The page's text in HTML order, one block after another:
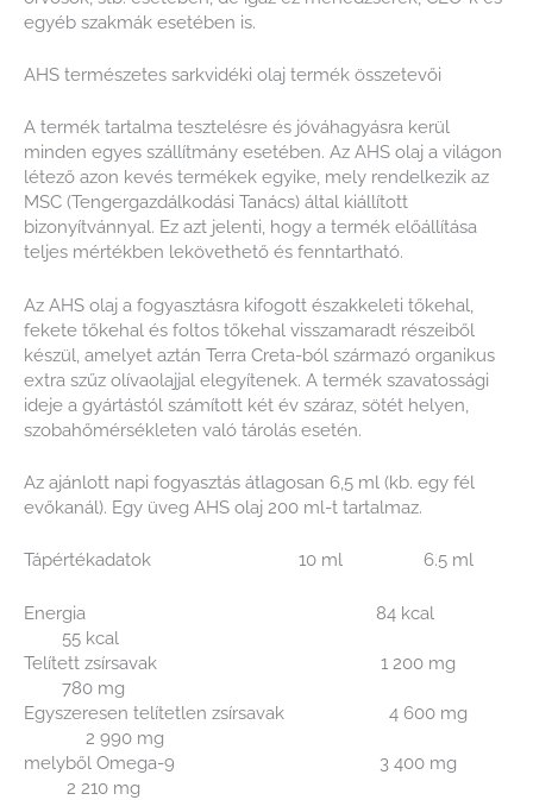
egyéb szakmák esetében is.
AHS természetes sarkvidéki olaj termék összetevői
A termék tartalma tesztelésre és jóváhagyásra kerül
minden egyes szállítmány esetében. Az AHS olaj a világon
létező azon kevés termékek egyike, mely rendelkezik az
MSC (Tengergazdálkodási Tanács) által kiállított
bizonyítvánnyal. Ez azt jelenti, hogy a termék előállítása
teljes mértékben lekövethető és fenntartható.
Az AHS olaj a fogyasztásra kifogott északkeleti tőkehal,
fekete tőkehal és foltos tőkehal visszamaradt részeiből
készül, amelyet aztán Terra Creta-ból származó organikus
extra szűz olívaolajjal elegyítenek. A termék szavatossági
ideje a gyártástól számított két év száraz, sötét helyen,
szobahőmérsékleten való tárolás esetén.
Az ajánlott napi fogyasztás átlagosan 6,5 ml (kb. egy fél
evőkanál). Egy üveg AHS olaj 200 ml-t tartalmaz.
Tápértékadatok 10 ml 6.5 ml
Energia 84 kcal
55 kcal
Telített zsírsavak 1 200 mg
780 mg
Egyszeresen telítetlen zsírsavak 4 600 mg
2 990 mg
melyből Omega-9 3 400 mg
2 210 mg